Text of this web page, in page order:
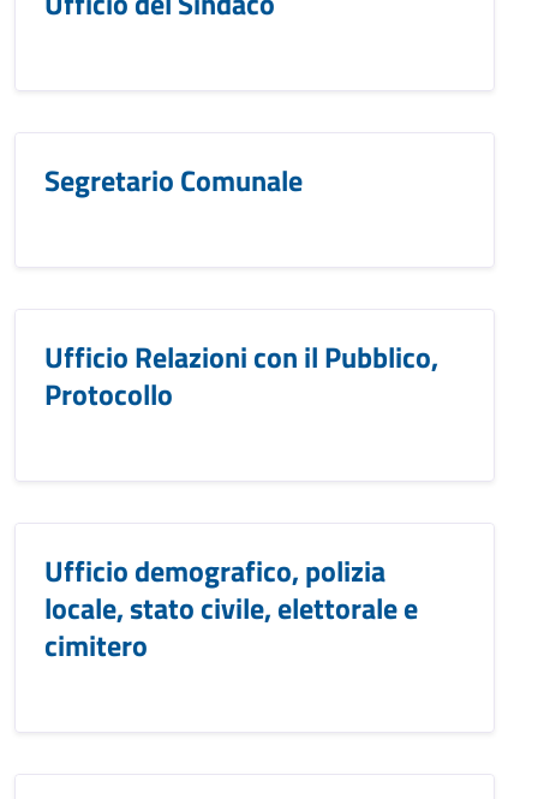
Segretario Comunale
Ufficio Relazioni con il Pubblico,
Protocollo
Ufficio demografico, polizia
locale, stato civile, elettorale e
cimitero